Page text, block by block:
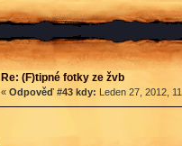
Re: (F)tipné fotky ze žvb
« Odpověď #43 kdy: Leden 27, 2012,